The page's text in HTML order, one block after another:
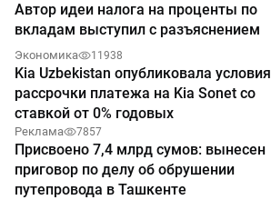
Автор идеи налога на проценты по
вкладам выступил с разъяснением
Экономика 11938
Kia Uzbekistan опубликовала условия
рассрочки платежа на Kia Sonet со
ставкой от 0% годовых
Реклама 7857
Присвоено 7,4 млрд сумов: вынесен
приговор по делу об обрушении
путепровода в Ташкенте